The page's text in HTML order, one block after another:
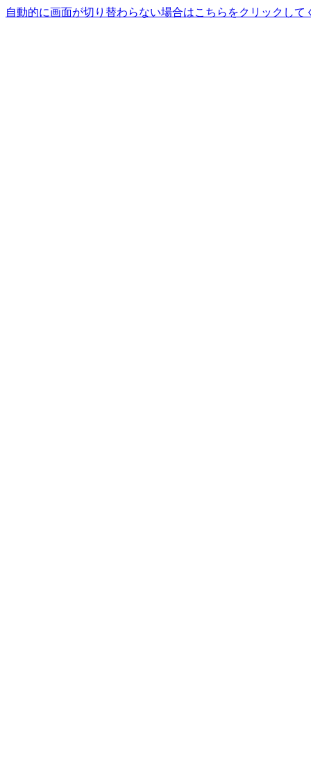
自動的に画面が切り替わらない場合はこちらをクリックして